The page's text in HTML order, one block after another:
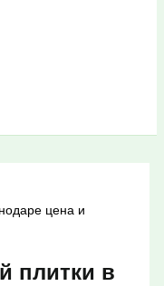
цена и
плитки в